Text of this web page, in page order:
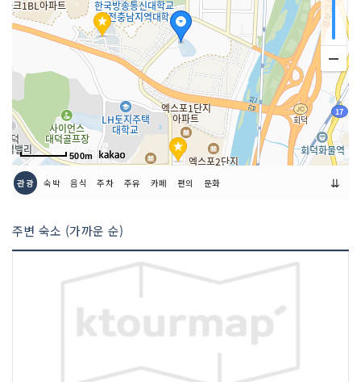
500m
관광 숙박 음식 주차 주유 카페 편의 문화 ⇊
주변 숙소 (가까운 순)